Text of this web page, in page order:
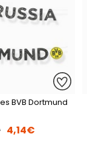
BVB Dortmund
4,14€